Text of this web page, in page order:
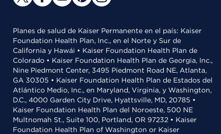
Planes de salud de Kaiser Permanente en el país: Kaiser
Foundation Health Plan, Inc., en el Norte y Sur de
California y Hawái • Kaiser Foundation Health Plan de
Colorado • Kaiser Foundation Health Plan de Georgia, Inc.,
Nine Piedmont Center, 3495 Piedmont Road NE, Atlanta,
GA 30305 • Kaiser Foundation Health Plan de Estados del
Atlántico Medio, Inc., en Maryland, Virginia, y Washington,
D.C., 4000 Garden City Drive, Hyattsville, MD, 20785 •
Kaiser Foundation Health Plan del Noroeste, 500 NE
Multnomah St., Suite 100, Portland, OR 97232 • Kaiser
Foundation Health Plan of Washington or Kaiser